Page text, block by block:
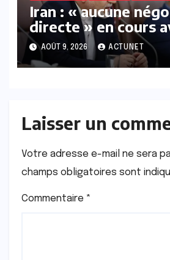
Iran : « aucune
directe » en cours
États-Unis
AOÛT 9, 2026 ACTUNET
Laisser un
Votre adresse e-mail ne sera
champs obligatoires sont
Commentaire *